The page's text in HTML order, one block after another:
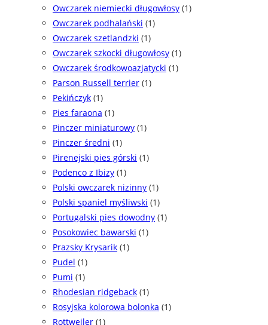
Owczarek niemiecki długowłosy (1)
Owczarek podhalański (1)
Owczarek szetlandzki (1)
Owczarek szkocki długowłosy (1)
Owczarek środkowoazjatycki (1)
Parson Russell terrier (1)
Pekińczyk (1)
Pies faraona (1)
Pinczer miniaturowy (1)
Pinczer średni (1)
Pirenejski pies górski (1)
Podenco z Ibizy (1)
Polski owczarek nizinny (1)
Polski spaniel myśliwski (1)
Portugalski pies dowodny (1)
Posokowiec bawarski (1)
Prazsky Krysarik (1)
Pudel (1)
Pumi (1)
Rhodesian ridgeback (1)
Rosyjska kolorowa bolonka (1)
Rottweiler (1)